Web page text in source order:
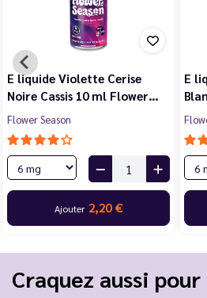
E liquide Violette Cerise
Noire Cassis 10 ml Flower…
Flower Season
Ajouter 2,20 €
E
Craquez aussi pour